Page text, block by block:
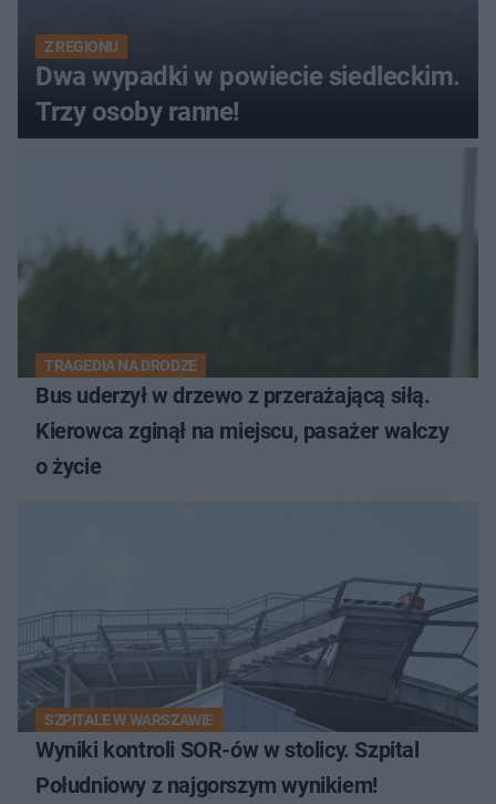
Z REGIONU
Dwa wypadki w powiecie siedleckim.
Trzy osoby ranne!
TRAGEDIA NA DRODZE
Bus uderzył w drzewo z przerażającą siłą.
Kierowca zginął na miejscu, pasażer walczy
o życie
SZPITALE W WARSZAWIE
Wyniki kontroli SOR-ów w stolicy. Szpital
Południowy z najgorszym wynikiem!